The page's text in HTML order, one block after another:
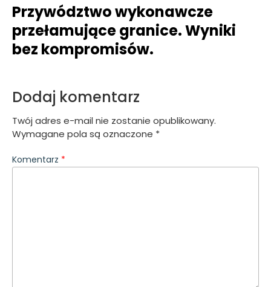
Przywództwo wykonawcze
przełamujące granice. Wyniki
bez kompromisów.
Dodaj komentarz
Twój adres e-mail nie zostanie opublikowany.
Wymagane pola są oznaczone *
Komentarz *